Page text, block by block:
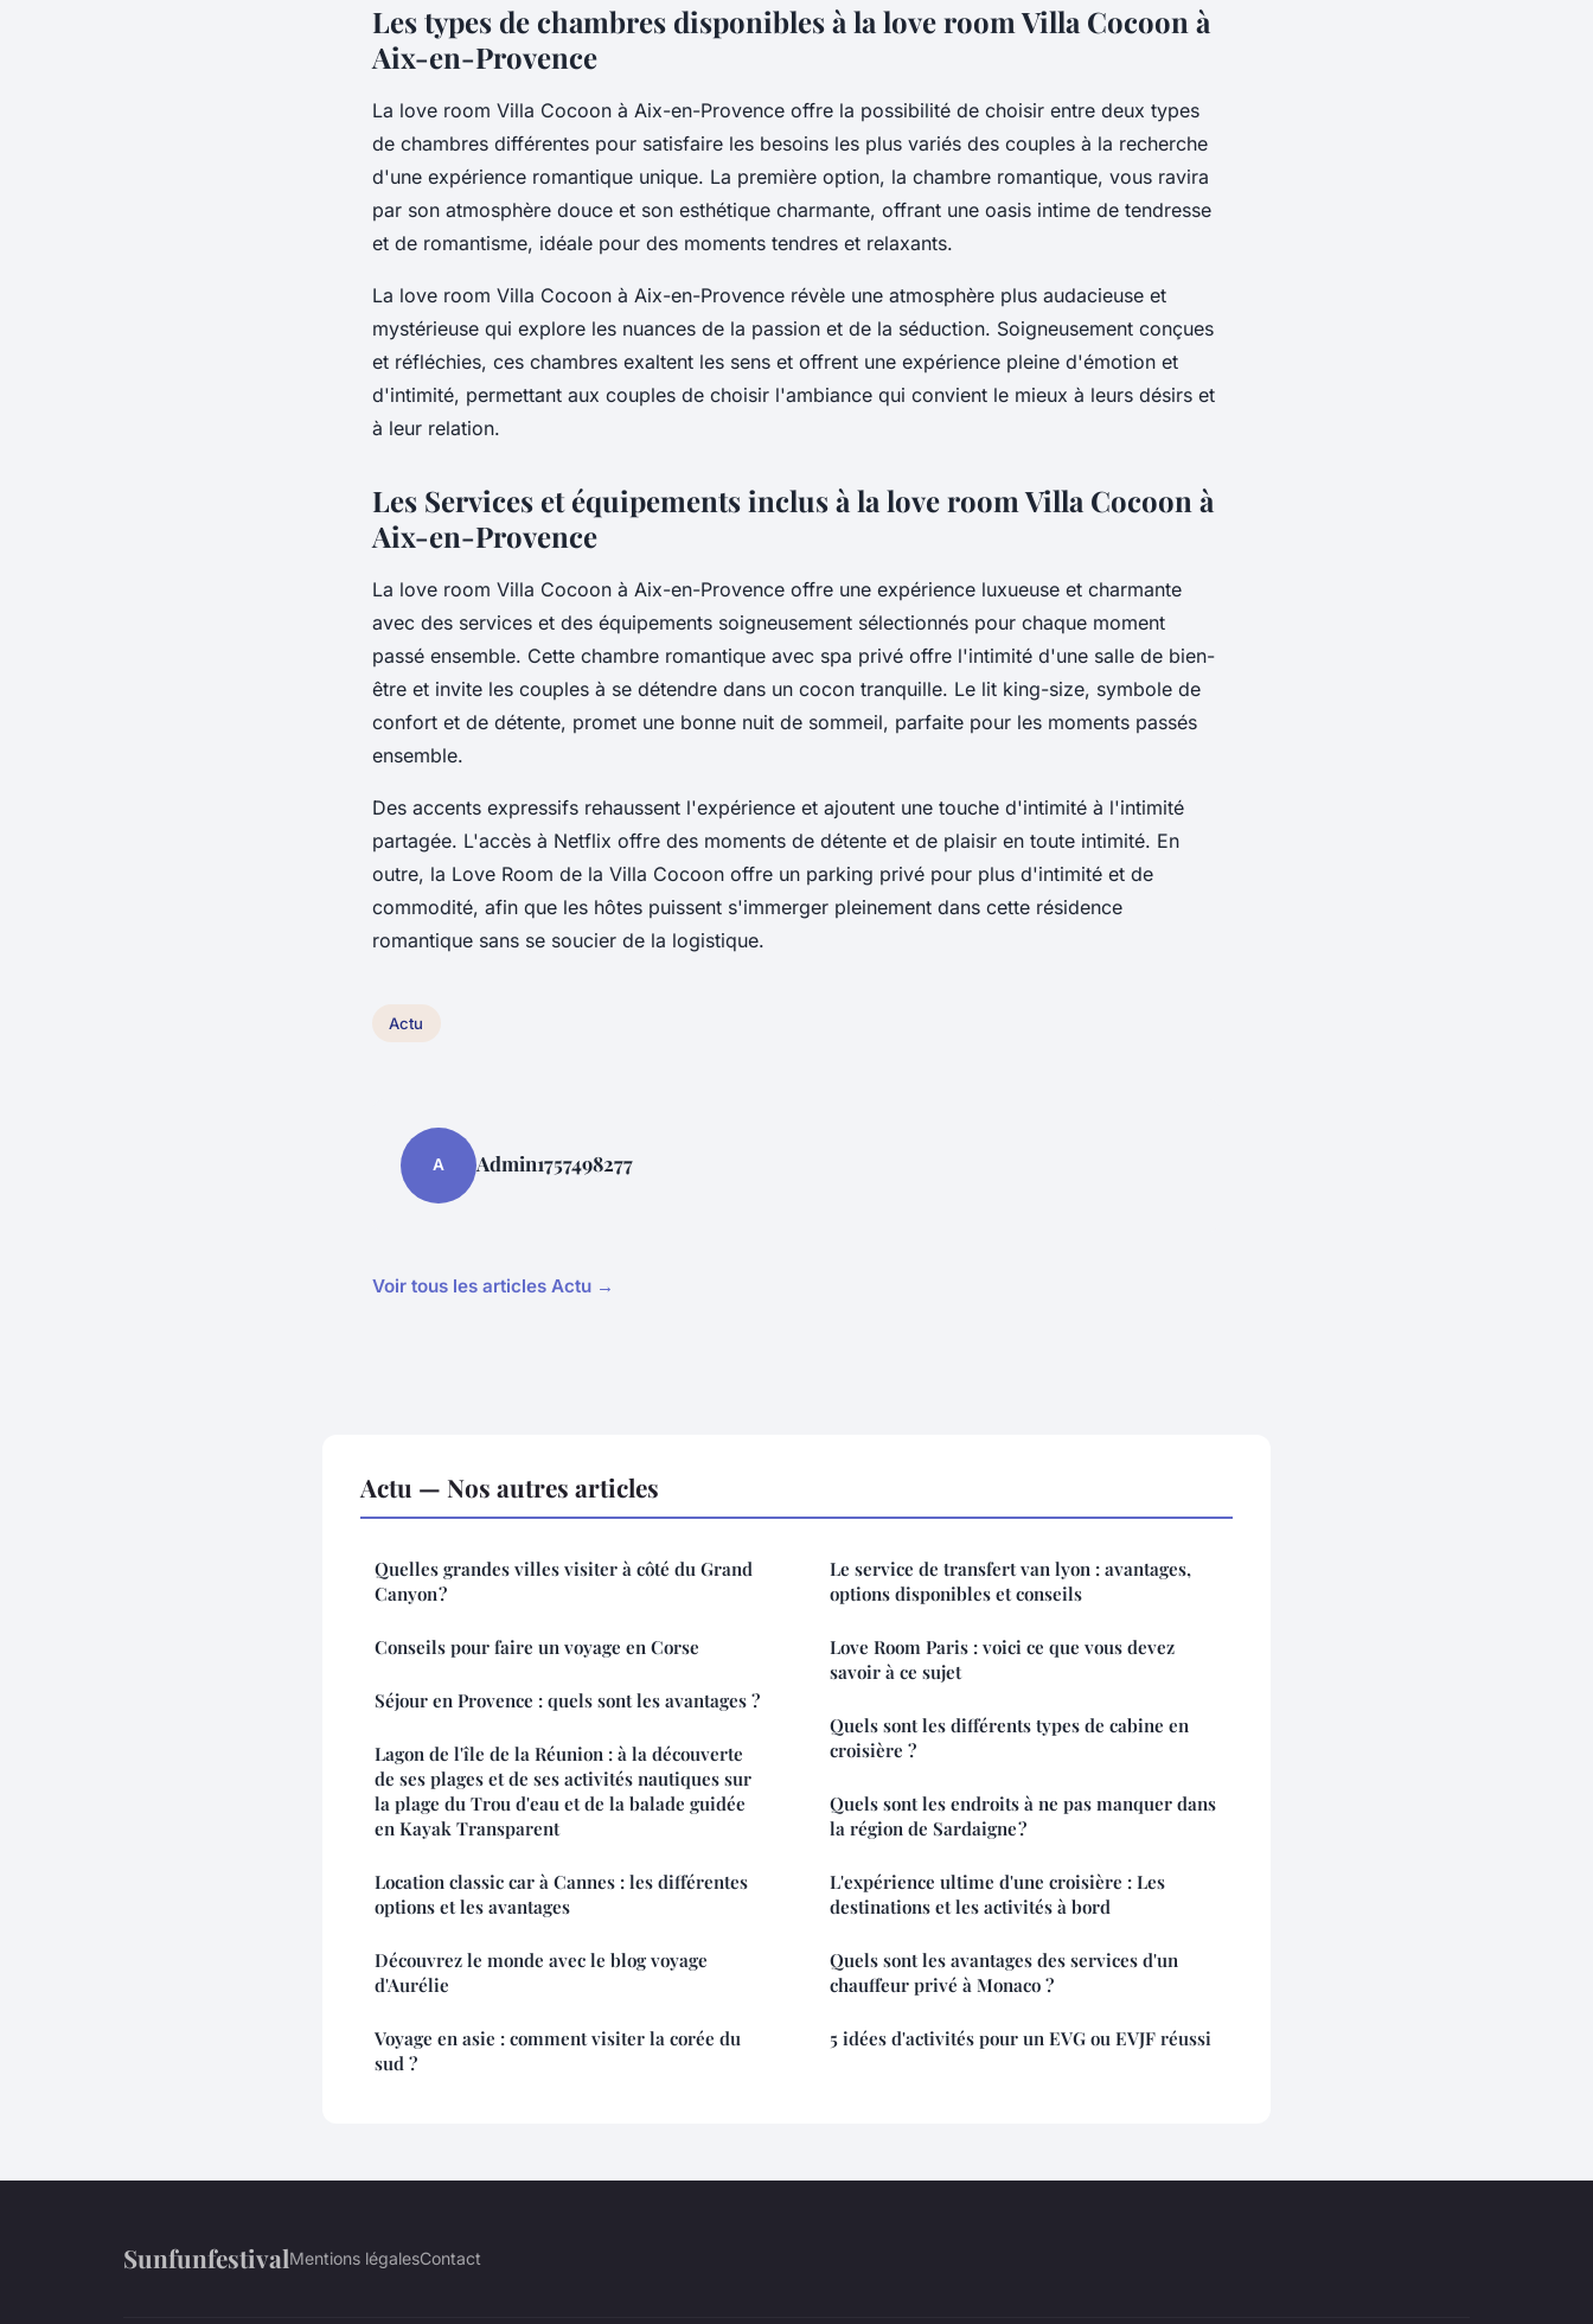
Les types de chambres disponibles à la love room Villa Cocoon à
Aix-en-Provence
La love room Villa Cocoon à Aix-en-Provence offre la possibilité de choisir entre deux types
de chambres différentes pour satisfaire les besoins les plus variés des couples à la recherche
d'une expérience romantique unique. La première option, la chambre romantique, vous ravira
par son atmosphère douce et son esthétique charmante, offrant une oasis intime de tendresse
et de romantisme, idéale pour des moments tendres et relaxants.
La love room Villa Cocoon à Aix-en-Provence révèle une atmosphère plus audacieuse et
mystérieuse qui explore les nuances de la passion et de la séduction. Soigneusement conçues
et réfléchies, ces chambres exaltent les sens et offrent une expérience pleine d'émotion et
d'intimité, permettant aux couples de choisir l'ambiance qui convient le mieux à leurs désirs et
à leur relation.
Les Services et équipements inclus à la love room Villa Cocoon à
Aix-en-Provence
La love room Villa Cocoon à Aix-en-Provence offre une expérience luxueuse et charmante
avec des services et des équipements soigneusement sélectionnés pour chaque moment
passé ensemble. Cette chambre romantique avec spa privé offre l'intimité d'une salle de bien-
être et invite les couples à se détendre dans un cocon tranquille. Le lit king-size, symbole de
confort et de détente, promet une bonne nuit de sommeil, parfaite pour les moments passés
ensemble.
Des accents expressifs rehaussent l'expérience et ajoutent une touche d'intimité à l'intimité
partagée. L'accès à Netflix offre des moments de détente et de plaisir en toute intimité. En
outre, la Love Room de la Villa Cocoon offre un parking privé pour plus d'intimité et de
commodité, afin que les hôtes puissent s'immerger pleinement dans cette résidence
romantique sans se soucier de la logistique.
Actu
A Admin1757498277
Voir tous les articles Actu →
Actu — Nos autres articles
Quelles grandes villes visiter à côté du Grand
Canyon ?
Conseils pour faire un voyage en Corse
Séjour en Provence : quels sont les avantages ?
Lagon de l'île de la Réunion : à la découverte
de ses plages et de ses activités nautiques sur
la plage du Trou d'eau et de la balade guidée
en Kayak Transparent
Location classic car à Cannes : les différentes
options et les avantages
Découvrez le monde avec le blog voyage
d'Aurélie
Voyage en asie : comment visiter la corée du
sud ?
Le service de transfert van lyon : avantages,
options disponibles et conseils
Love Room Paris : voici ce que vous devez
savoir à ce sujet
Quels sont les différents types de cabine en
croisière ?
Quels sont les endroits à ne pas manquer dans
la région de Sardaigne ?
L'expérience ultime d'une croisière : Les
destinations et les activités à bord
Quels sont les avantages des services d'un
chauffeur privé à Monaco ?
5 idées d'activités pour un EVG ou EVJF réussi
SunfunfestivalMentions légalesContact